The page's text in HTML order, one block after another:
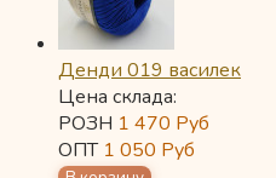
Денди 019 василек
Цена склада:
РОЗН 1 470 Руб
ОПТ 1 050 Руб